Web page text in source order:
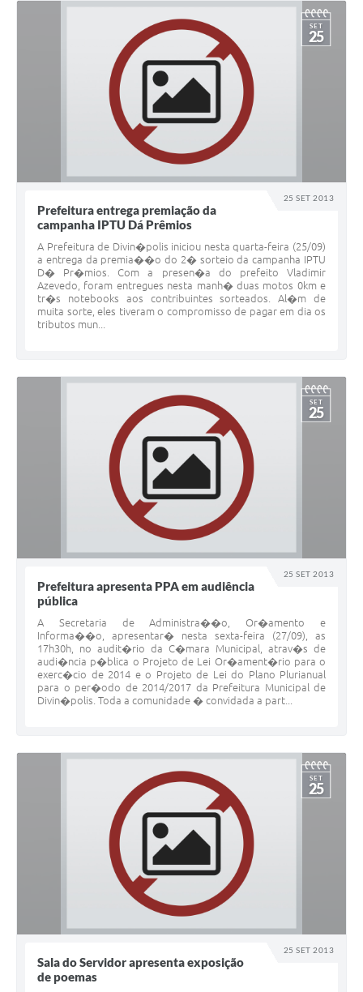
25 SET 2013
SET
25
Prefeitura entrega premiação da
campanha IPTU Dá Prêmios
A Prefeitura de Divin�polis iniciou nesta quarta-feira (25/09)
a entrega da premia��o do 2� sorteio da campanha IPTU
D� Pr�mios. Com a presen�a do prefeito Vladimir
Azevedo, foram entregues nesta manh� duas motos 0km e
tr�s notebooks aos contribuintes sorteados. Al�m de
muita sorte, eles tiveram o compromisso de pagar em dia os
tributos mun...
25 SET 2013
SET
25
Prefeitura apresenta PPA em audiência
pública
A Secretaria de Administra��o, Or�amento e
Informa��o, apresentar� nesta sexta-feira (27/09), as
17h30h, no audit�rio da C�mara Municipal, atrav�s de
audi�ncia p�blica o Projeto de Lei Or�ament�rio para o
exerc�cio de 2014 e o Projeto de Lei do Plano Plurianual
para o per�odo de 2014/2017 da Prefeitura Municipal de
Divin�polis. Toda a comunidade � convidada a part...
25 SET 2013
SET
25
Sala do Servidor apresenta exposição
de poemas